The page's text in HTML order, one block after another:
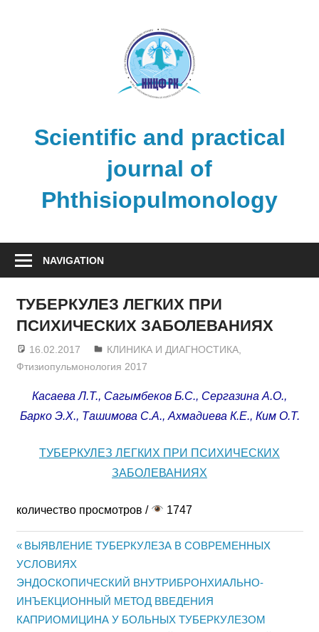
Scientific and practical
journal of
Phthisiopulmonology
NAVIGATION
ТУБЕРКУЛЕЗ ЛЕГКИХ ПРИ
ПСИХИЧЕСКИХ ЗАБОЛЕВАНИЯХ
16.02.2017 admin
КЛИНИКА И ДИАГНОСТИКА
Фтизиопульмонология 2017
Касаева Л.Т., Сагымбеков Б.С., Сергазина А.О.,
Барко Э.Х., Ташимова С.А., Ахмадиева К.Е., Ким О.Т.
ТУБЕРКУЛЕЗ ЛЕГКИХ ПРИ ПСИХИЧЕСКИХ
ЗАБОЛЕВАНИЯХ
количество просмотров / 1747
Post
navigation
Previous
Post:
ВЫЯВЛЕНИЕ ТУБЕРКУЛЕЗА В СОВРЕМЕННЫХ
УСЛОВИЯХ
Next
Post:
ЭНДОСКОПИЧЕСКИЙ ВНУТРИБРОНХИАЛЬНО-
ИНЪЕКЦИОННЫЙ МЕТОД ВВЕДЕНИЯ
КАПРИОМИЦИНА У БОЛЬНЫХ ТУБЕРКУЛЕЗОМ